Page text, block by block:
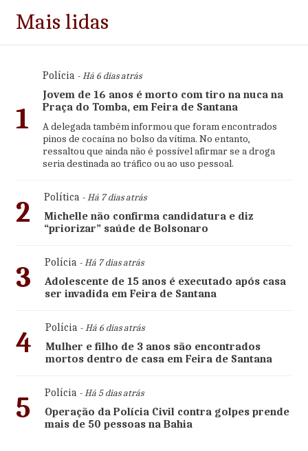
Mais lidas
1
Polícia- Há 6 dias atrás
Jovem de 16 anos é morto com tiro na nuca na
Praça do Tomba, em Feira de Santana
A delegada também informou que foram encontrados
pinos de cocaína no bolso da vítima. No entanto,
ressaltou que ainda não é possível afirmar se a droga
seria destinada ao tráfico ou ao uso pessoal.
2 Política- Há 7 dias atrás
Michelle não confirma candidatura e diz
“priorizar” saúde de Bolsonaro
3 Polícia- Há 7 dias atrás
Adolescente de 15 anos é executado após casa
ser invadida em Feira de Santana
4 Polícia- Há 6 dias atrás
Mulher e filho de 3 anos são encontrados
mortos dentro de casa em Feira de Santana
5 Polícia- Há 5 dias atrás
Operação da Polícia Civil contra golpes prende
mais de 50 pessoas na Bahia